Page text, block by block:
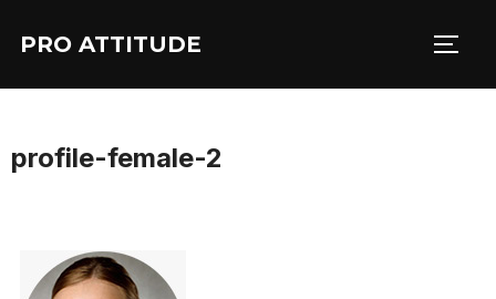
PRO ATTITUDE
profile-female-2